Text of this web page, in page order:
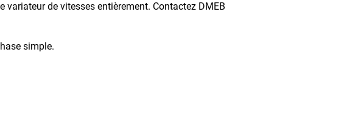
de vitesses entièrement. Contactez DMEB
simple.